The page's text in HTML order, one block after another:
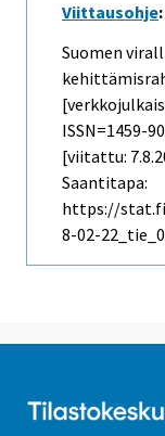
Viittausohje:
Suomen
ISSN=1459-
[viitattu:
Saantitapa:
https://
8-02-